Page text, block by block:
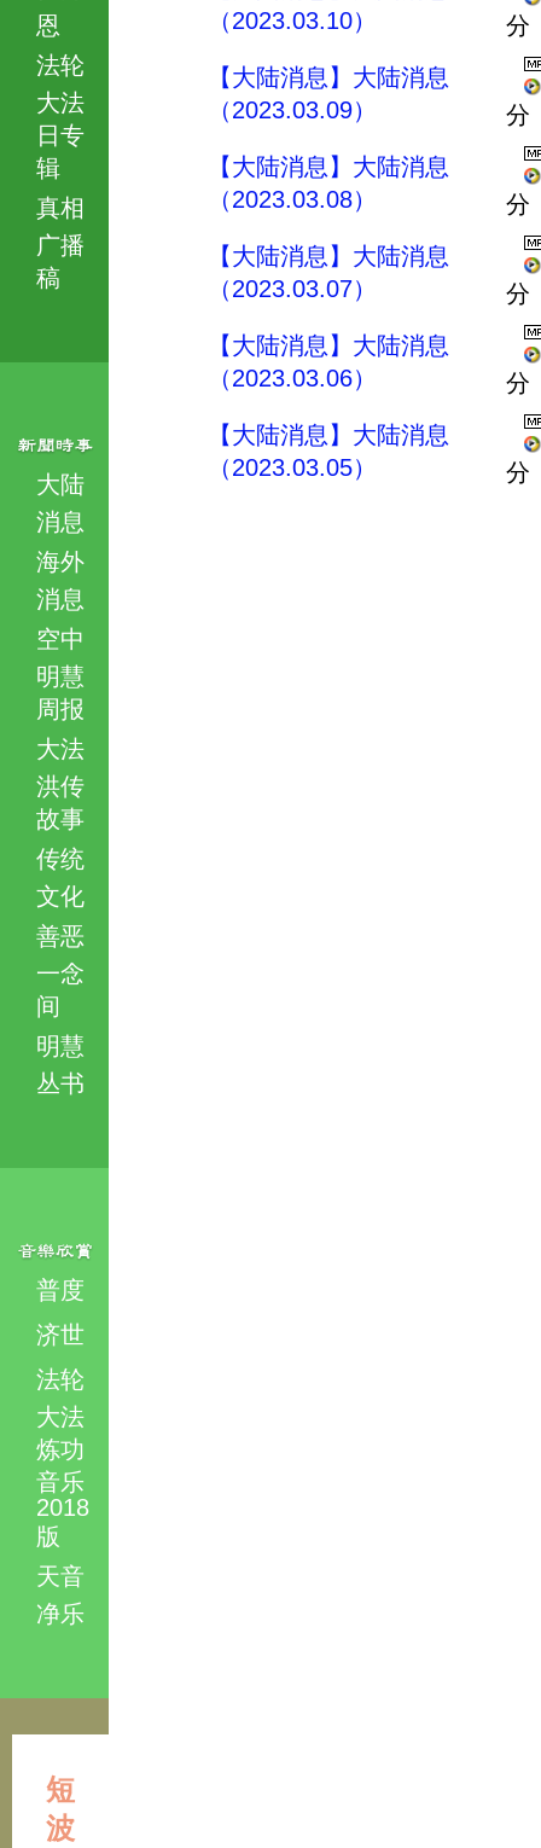
恩
法轮
大法
日专
辑
真相
广播
稿
大陆
消息
海外
消息
空中
明慧
周报
大法
洪传
故事
传统
文化
善恶
一念
间
明慧
丛书
普度
济世
法轮
大法
炼功
音乐
2018
版
天音
净乐
短
波
（2023.03.10）
分
【大陆消息】大陆消息
（2023.03.09）
分
【大陆消息】大陆消息
（2023.03.08）
分
【大陆消息】大陆消息
（2023.03.07）
分
【大陆消息】大陆消息
（2023.03.06）
分
【大陆消息】大陆消息
（2023.03.05）
分